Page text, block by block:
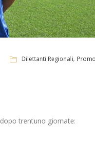
Dilettanti Regionali,
dopo trentuno giornate: